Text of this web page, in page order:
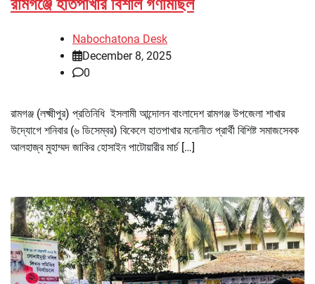
রামগঞ্জে হাতপাখার বিশাল গণমিছিল
Nabochatona Desk
December 8, 2025
0
রামগঞ্জ (লক্ষ্মীপুর) প্রতিনিধি ইসলামী আন্দোলন বাংলাদেশ রামগঞ্জ উপজেলা শাখার
উদ্যোগে শনিবার (৬ ডিসেম্বর) বিকেলে হাতপাখার মনোনীত প্রার্থী বিশিষ্ট সমাজসেবক
আলহাজ্ব মুহাম্মদ জাকির হোসাইন পাটোয়ারীর মার্চ […]